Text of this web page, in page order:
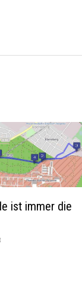
ist immer die